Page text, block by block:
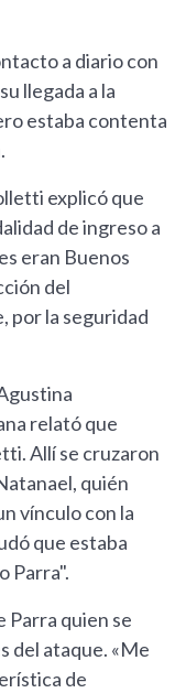
a diario con
llegada a la
estaba contenta
explicó que
de ingreso a
eran Buenos
del
por la seguridad
relató que
Allí se cruzaron
quién
vínculo con la
que estaba
Parra".
Parra quien se
del ataque. «Me
de